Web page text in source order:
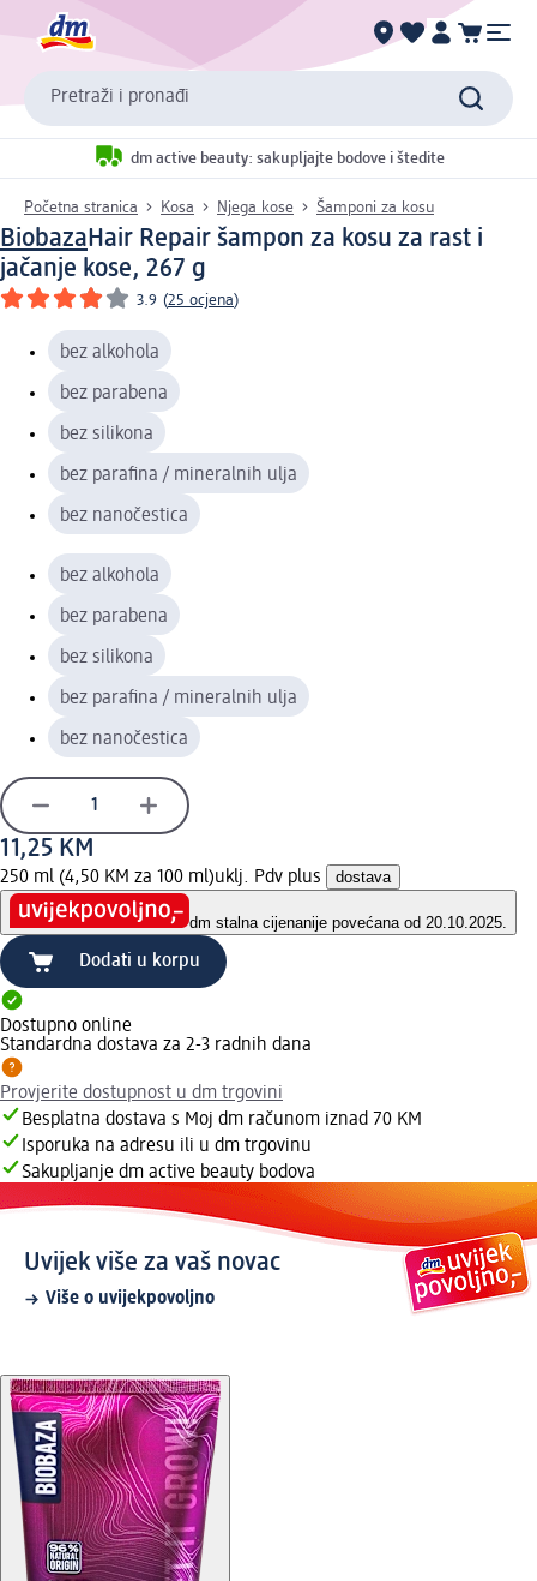
Pretraži i pronađi
dm active beauty: sakupljajte bodove i štedite
Početna stranica Kosa Njega kose Šamponi za kosu
Biobaza Hair Repair šampon za kosu za rast i
jačanje kose, 267 g
3.9 (25 ocjena)
bez alkohola
bez parabena
bez silikona
bez parafina / mineralnih ulja
bez nanočestica
bez alkohola
bez parabena
bez silikona
bez parafina / mineralnih ulja
bez nanočestica
11,25 KM
250 ml (4,50 KM za 100 ml)uklj. Pdv plus dostava
dm stalna cijenanije povećana od 20.10.2025.
Dodati u korpu
Dostupno online
Standardna dostava za 2-3 radnih dana
Provjerite dostupnost u dm trgovini
Besplatna dostava s Moj dm računom iznad 70 KM
Isporuka na adresu ili u dm trgovinu
Sakupljanje dm active beauty bodova
Uvijek više za vaš novac
Više o uvijekpovoljno